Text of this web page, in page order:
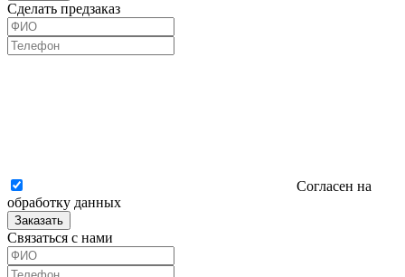
Сделать предзаказ
Согласен на
обработку данных
Заказать
Связаться с нами